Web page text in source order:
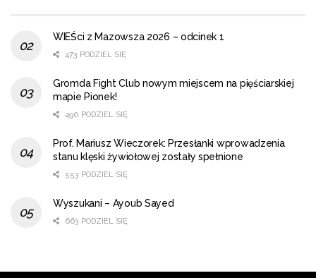
WIEŚci z Mazowsza 2026 – odcinek 1
473 PODZIEL SIĘ
Gromda Fight Club nowym miejscem na pięściarskiej
mapie Pionek!
490 PODZIEL SIĘ
Prof. Mariusz Wieczorek: Przesłanki wprowadzenia
stanu klęski żywiołowej zostały spełnione
553 PODZIEL SIĘ
Wyszukani – Ayoub Sayed
663 PODZIEL SIĘ